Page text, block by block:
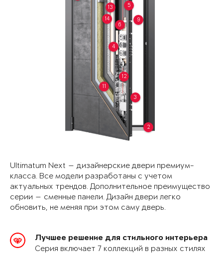
2
3
4
5
6
9
11
12
13
14
Ultimatum Next — дизайнерские двери премиум-
класса. Все модели разработаны с учетом
актуальных трендов. Дополнительное преимущество
серии — сменные панели. Дизайн двери легко
обновить, не меняя при этом саму дверь.
Лучшее решение для стильного интерьера
Серия включает 7 коллекций в разных стилях